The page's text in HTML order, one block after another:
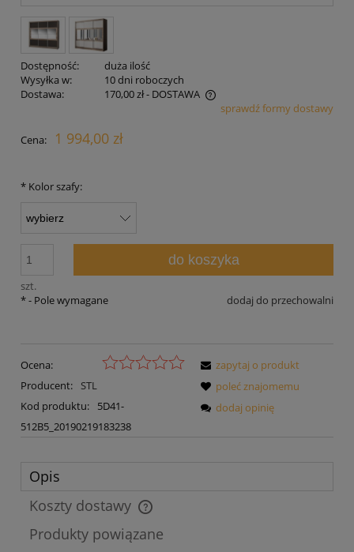
Dostępność:
duża ilość
Wysyłka w:
10 dni roboczych
Dostawa:
170,00 zł- DOSTAWA
Cena nie zawiera ewentualnych kosztów płatnościsprawdź formy dostawy
Cena: 1 994,00 zł
* Kolor szafy:
szt.
do koszyka
dodaj do przechowalni
*- Pole wymagane
Ocena:
Producent:
STL
Kod produktu:
5D41-
512B5_20190219183238
zapytaj o produkt
poleć znajomemu
dodaj opinię
Opis
Koszty dostawy
Cena nie zawiera ewentualnych kosztów płatności
Produkty powiązane